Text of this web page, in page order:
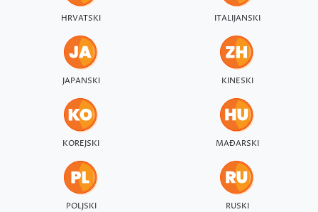
HRVATSKI ITALIJANSKI
JAPANSKI KINESKI
KOREJSKI MAĐARSKI
POLJSKI RUSKI